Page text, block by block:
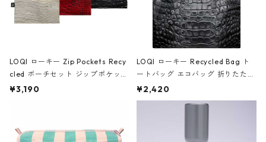
LOQI ローキー Zip Pockets Recy
cled ポーチセット ジップポケット
ファスナーポーチ 撥水加工 トラベ
ーガンディー、オフホワイト
¥3,190
LOQI ローキー Recycled Bag ト
ートバッグ エコバッグ 折りたたみ
大きめ 撥水加工 収納ポーチ CRO
CODILE/Black クロコダイル/ブラ
¥2,420